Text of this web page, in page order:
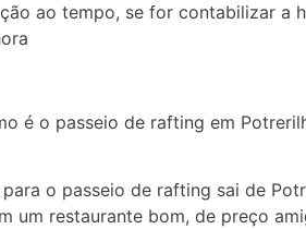
ao tempo, se for contabilizar a
é o passeio de rafting em
para o passeio de rafting sai de
um restaurante bom, de preço